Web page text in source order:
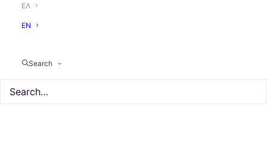
ΕΛ
EN
Search